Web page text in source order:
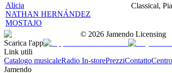
Alicia
NATHAN HERNÁNDEZ
MOSTAJO
Classical,
© 2026 Jamendo Licensing
Scarica l'app
Link utili
Catalogo musicaleRadio In-storePrezziContatto
Jamendo